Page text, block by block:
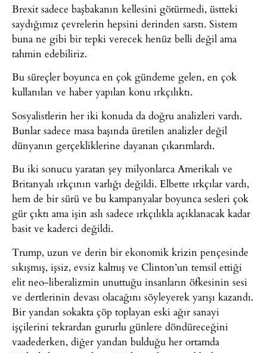
Brexit sadece başbakanın kellesini götürmedi, üstteki
saydığımız çevrelerin hepsini derinden sarstı. Sistem
buna ne gibi bir tepki verecek henüz belli değil ama
tahmin edebiliriz.
Bu süreçler boyunca en çok gündeme gelen, en çok
kullanılan ve haber yapılan konu ırkçılıktı.
Sosyalistlerin her iki konuda da doğru analizleri vardı.
Bunlar sadece masa başında üretilen analizler değil
dünyanın gerçekliklerine dayanan çıkarımlardı.
Bu iki sonucu yaratan şey milyonlarca Amerikalı ve
Britanyalı ırkçının varlığı değildi. Elbette ırkçılar vardı,
hem de bir sürü ve bu kampanyalar boyunca sesleri çok
gür çıktı ama işin aslı sadece ırkçılıkla açıklanacak kadar
basit ve kaderci değildi.
Trump, uzun ve derin bir ekonomik krizin pençesinde
sıkışmış, işsiz, evsiz kalmış ve Clinton’un temsil ettiği
elit neo-liberalizmin unuttuğu insanların öfkesinin sesi
ve dertlerinin devası olacağını söyleyerek yarışı kazandı.
Bir yandan sokakta çöp toplayan eski ağır sanayi
işçilerini tekrardan gururlu günlere döndüreceğini
vaadederken, diğer yandan bulduğu her ortamda